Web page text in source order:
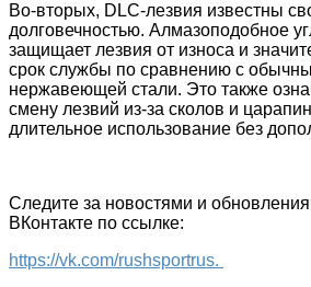
Во-вторых, DLC-лезвия известны
долговечностью. Алмазоподобное
защищает лезвия от износа и
срок службы по сравнению с
нержавеющей стали. Это также
смену лезвий из-за сколов и
длительное использование без
Следите за новостями и
ВКонтакте по ссылке:
https://vk.com/rushsportrus.